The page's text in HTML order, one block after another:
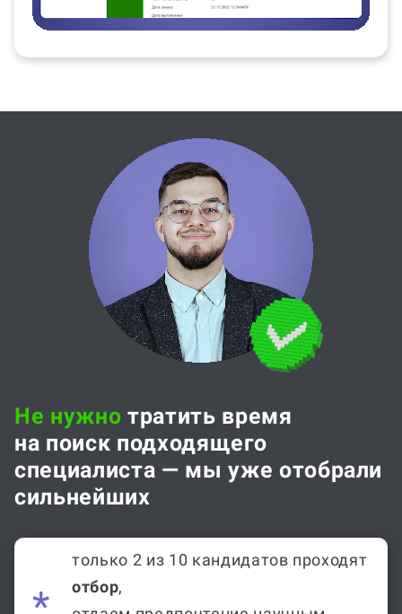
Не нужно тратить время
на поиск подходящего
специалиста — мы уже отобрали
сильнейших
только 2 из 10 кандидатов проходят
отбор,